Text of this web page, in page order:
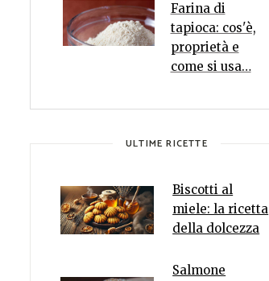
Farina di
tapioca: cos'è,
proprietà e
come si usa…
ULTIME RICETTE
Biscotti al
miele: la ricetta
della dolcezza
Salmone